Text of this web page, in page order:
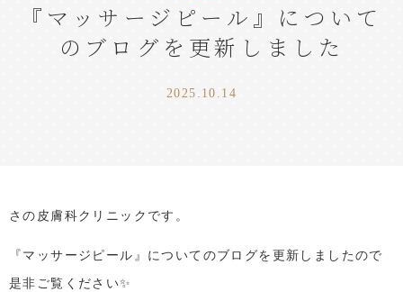
『マッサージピール』について
のブログを更新しました
2025.10.14
さの皮膚科クリニックです。
『マッサージピール』についてのブログを 更新しましたので
是非ご覧ください✨